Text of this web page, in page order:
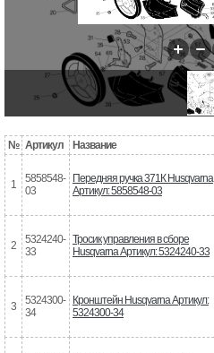
№ Артикул Название
1
5858548-
03
Передняя ручка 371К Husqvarna
Артикул: 5858548-03
2
5324240-
33
Тросик управления в сборе
Husqvarna Артикул: 5324240-33
3
5324300-
34
Кронштейн Husqvarna Артикул:
5324300-34